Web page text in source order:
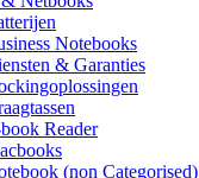
Notebooks
& Garanties
Reader
(non Categorised)